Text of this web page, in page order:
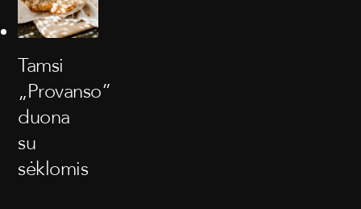
Tamsi
„Provanso”
duona
su
sėklomis